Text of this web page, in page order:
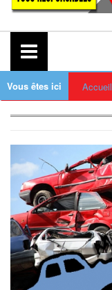
Vous êtes ici Accueil